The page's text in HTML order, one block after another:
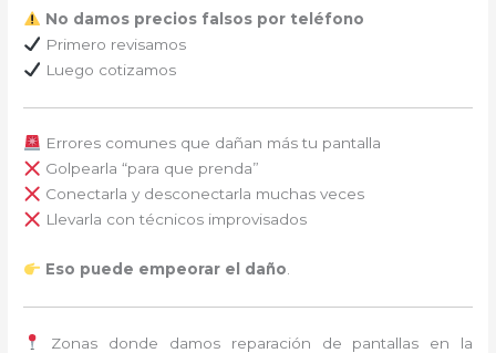
No damos precios falsos por teléfono
Primero revisamos
Luego cotizamos
Errores comunes que dañan más tu pantalla
Golpearla “para que prenda”
Conectarla y desconectarla muchas veces
Llevarla con técnicos improvisados
Eso puede empeorar el daño.
Zonas donde damos reparación de pantallas en la